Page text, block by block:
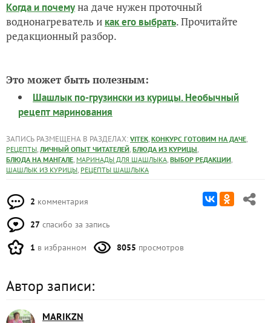
Когда и почемуна даче нужен проточный
воднонагреватель и как его выбрать. Прочитайте
редакционный разбор.
Это может быть полезным:
Шашлык по-грузински из курицы. Необычный
рецепт маринования
ЗАПИСЬ РАЗМЕЩЕНА В РАЗДЕЛАХ: VITEK, КОНКУРС ГОТОВИМ НА ДАЧЕ,
РЕЦЕПТЫ, ЛИЧНЫЙ ОПЫТ ЧИТАТЕЛЕЙ, БЛЮДА ИЗ КУРИЦЫ,
БЛЮДА НА МАНГАЛЕ, МАРИНАДЫ ДЛЯ ШАШЛЫКА, ВЫБОР РЕДАКЦИИ,
ШАШЛЫК ИЗ КУРИЦЫ, РЕЦЕПТЫ ШАШЛЫКА
2 комментария
27 спасибо за запись
1 в избранном 8055 просмотров
Автор записи:
MARIKZN